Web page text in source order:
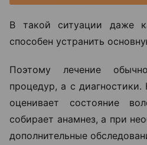
В такой ситуации даже
способен устранить
Поэтому лечение
процедур, а с
оценивает состояние
собирает анамнез, а при
дополнительные